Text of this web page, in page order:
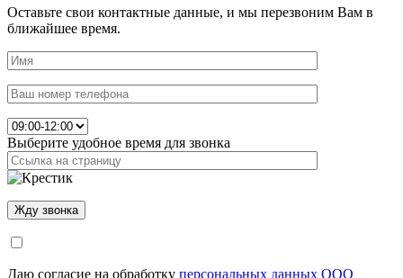
Оставьте свои контактные данные, и мы перезвоним Вам в
ближайшее время.
Выберите удобное время для звонка
Даю согласие на обработку персональных данных ООО